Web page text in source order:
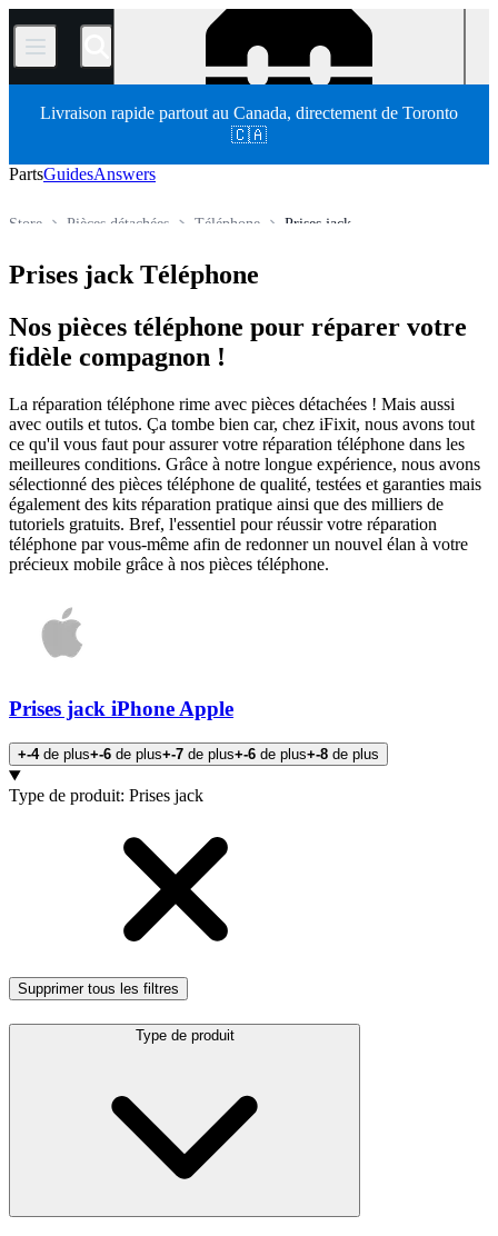
/
Livraison rapide partout au Canada, directement de Toronto
🇨🇦
PartsGuidesAnswers
Prises jack
Téléphone
Pièces détachées
Store
Prises jack Téléphone
Nos pièces téléphone pour réparer votre
fidèle compagnon !
La réparation téléphone rime avec pièces détachées ! Mais aussi
avec outils et tutos. Ça tombe bien car, chez iFixit, nous avons tout
ce qu'il vous faut pour assurer votre réparation téléphone dans les
meilleures conditions. Grâce à notre longue expérience, nous avons
sélectionné des pièces téléphone de qualité, testées et garanties mais
également des kits réparation pratique ainsi que des milliers de
tutoriels gratuits. Bref, l'essentiel pour réussir votre réparation
téléphone par vous-même afin de redonner un nouvel élan à votre
précieux mobile grâce à nos pièces téléphone.
Prises jack iPhone Apple
+-4de plus+-6 de plus+-7 de plus+-6 de plus+-8 de plus
Products
Type de produit: Prises jack
Supprimer tous les filtres
Type de produit